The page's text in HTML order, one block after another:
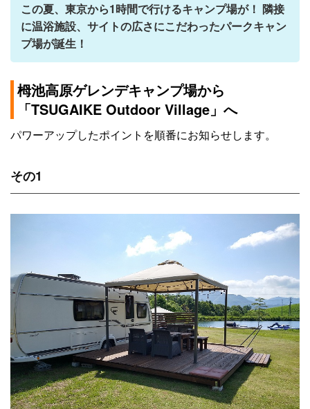
この夏、東京から1時間で行けるキャンプ場が！ 隣接
に温浴施設、サイトの広さにこだわったパークキャン
プ場が誕生！
栂池高原ゲレンデキャンプ場から
「TSUGAIKE Outdoor Village」へ
パワーアップしたポイントを順番にお知らせします。
その1